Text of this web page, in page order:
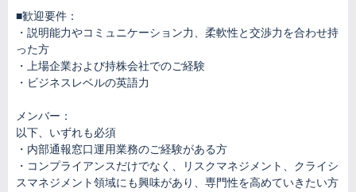
■歓迎要件：
・説明能力やコミュニケーション力、柔軟性と交渉力を合わせ持
った方
・上場企業および持株会社でのご経験
・ビジネスレベルの英語力
メンバー：
以下、いずれも必須
・内部通報窓口運用業務のご経験がある方
・コンプライアンスだけでなく、リスクマネジメント、クライシ
スマネジメント領域にも興味があり、専門性を高めていきたい方